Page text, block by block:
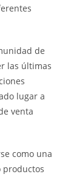
de
las últimas
lugar a
venta
como una
productos